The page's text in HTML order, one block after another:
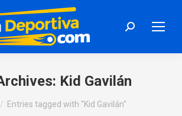
Search:
Kid Gavilán
here:
Entries tagged with "Kid Gavilán"